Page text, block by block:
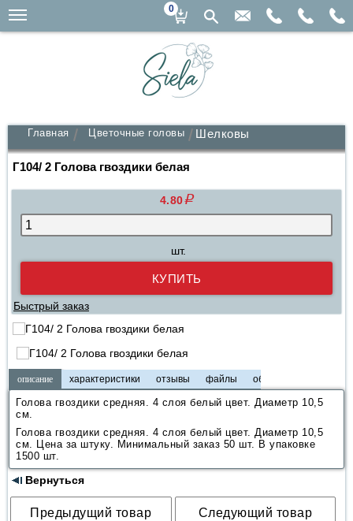
0
Главная Цветочные головы Шелковые головы
Г104/ 2 Голова гвоздики белая
4.80q
шт.
Быстрый заказ
описание характеристики отзывы файлы обзоры
Голова гвоздики средняя. 4 слоя белый цвет. Диаметр 10,5
см.
Голова гвоздики средняя. 4 слоя белый цвет. Диаметр 10,5
см. Цена за штуку. Минимальный заказ 50 шт. В упаковке
1500 шт.
Вернуться